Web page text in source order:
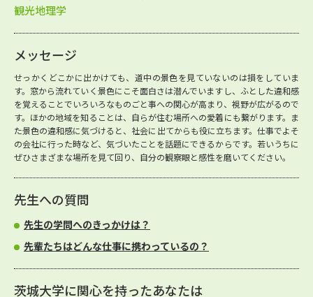
観光地理学
メッセージ
せっかくどこかに出かけても、道中の景色を見ていないのは損をしていま
す。窓から流れていく景色にこそ面白さは潜んでいますし、ふとした違和感
を覚えることでいろいろなものごと事への関心が高まり、視野が広がるので
す。ほかの地域を知ることは、自らが住む場所への愛着にも繋がります。ま
た景色の違和感に気づけると、社会に出てからも役に立ちます。仕事でよそ
の会社に行った時など、気づいたことを話題にできるからです。若いうちに
ぜひさまざまな場所を見て回り、自分の観察眼と感性を磨いてください。
先生への質問
先生の学問へのきっかけは？
先輩たちはどんな仕事に携わっているの？
茨城大学に関心を持ったあなたは